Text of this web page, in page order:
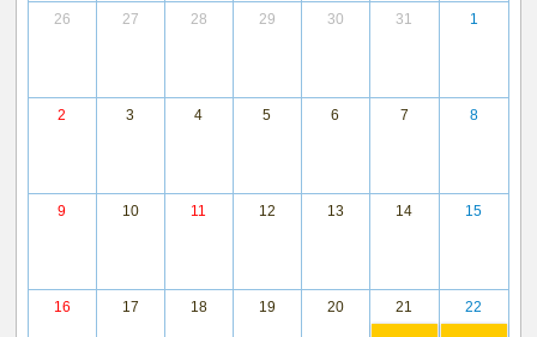
26 27 28 29 30 31 1
2 3 4 5 6 7 8
9 10 11 12 13 14 15
16 17 18 19 20 21 22